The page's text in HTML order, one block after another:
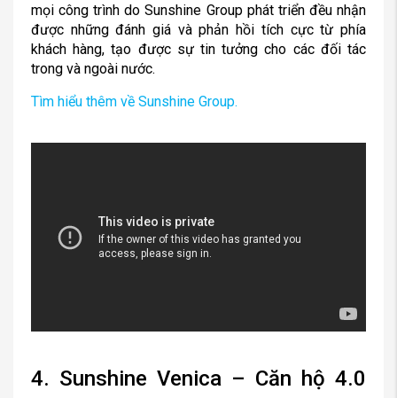
mọi công trình do Sunshine Group phát triển đều nhận
được những đánh giá và phản hồi tích cực từ phía
khách hàng, tạo được sự tin tưởng cho các đối tác
trong và ngoài nước.
Tìm hiểu thêm về Sunshine Group.
4. Sunshine Venica – Căn hộ 4.0